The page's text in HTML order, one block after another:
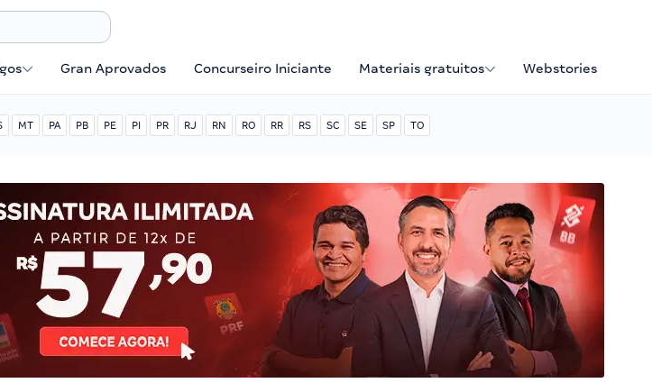
Gran Aprovados Concurseiro Iniciante Materiais gratuitos Webstories
MT PA PB PE PI PR RJ RN RO RR RS SC SE SP TO